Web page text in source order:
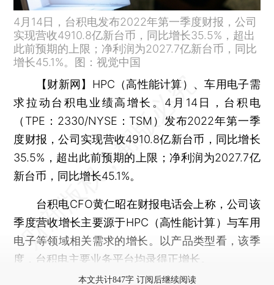
4月14日，台积电发布2022年第一季度财报，公司
实现营收4910.8亿新台币，同比增长35.5%，超出
此前预期的上限；净利润为2027.7亿新台币，同比
增长45.1%。图：视觉中国
【财新网】 HPC（高性能计算）、车用电子需
求拉动台积电业绩高增长。4月14日，台积电
（TPE：2330/NYSE：TSM）发布2022年第一季
度财报，公司实现营收4910.8亿新台币，同比增长
35.5%，超出此前预期的上限；净利润为2027.7亿
新台币，同比增长45.1%。
台积电CFO黄仁昭在财报电话会上称，公司该
季度营收增长主要源于HPC（高性能计算）与车用
电子等领域相关需求的增长。以产品类型看，该季
度，台积电主要业务平台均录得正增长。
本文共计847字 订阅后继续阅读